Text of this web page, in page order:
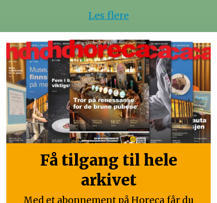
Les flere
Få tilgang til hele
arkivet
Med et abonnement på Horeca får du